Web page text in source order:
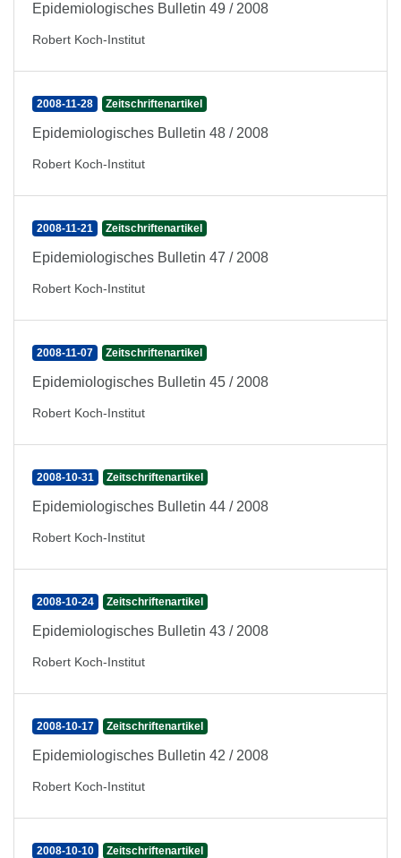
Epidemiologisches Bulletin 49 / 2008
Robert Koch-Institut
2008-11-28 Zeitschriftenartikel
Epidemiologisches Bulletin 48 / 2008
Robert Koch-Institut
2008-11-21 Zeitschriftenartikel
Epidemiologisches Bulletin 47 / 2008
Robert Koch-Institut
2008-11-07 Zeitschriftenartikel
Epidemiologisches Bulletin 45 / 2008
Robert Koch-Institut
2008-10-31 Zeitschriftenartikel
Epidemiologisches Bulletin 44 / 2008
Robert Koch-Institut
2008-10-24 Zeitschriftenartikel
Epidemiologisches Bulletin 43 / 2008
Robert Koch-Institut
2008-10-17 Zeitschriftenartikel
Epidemiologisches Bulletin 42 / 2008
Robert Koch-Institut
2008-10-10 Zeitschriftenartikel